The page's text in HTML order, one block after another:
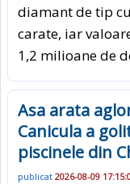
diamant de tip
carate, iar
1,2 milioane de
Asa arata
Canicula a
piscinele din
publicat 2026-08-09